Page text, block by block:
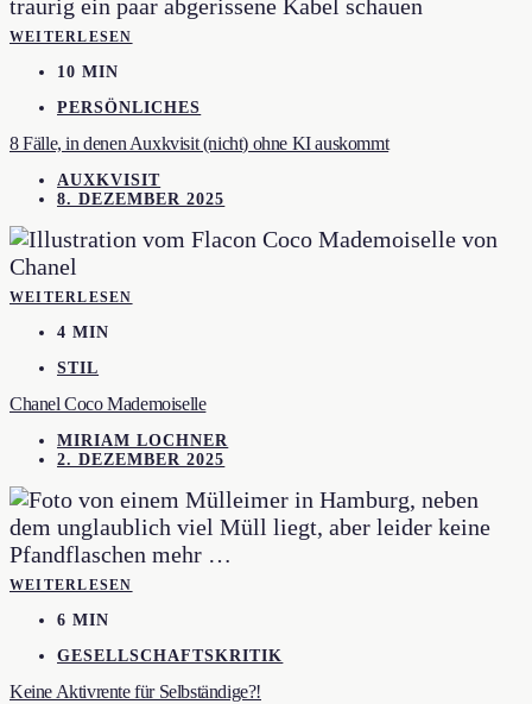
WEITERLESEN
10 MIN
PERSÖNLICHES
8 Fälle, in denen Auxkvisit (nicht) ohne KI auskommt
AUXKVISIT
8. DEZEMBER 2025
WEITERLESEN
4 MIN
STIL
Chanel Coco Mademoiselle
MIRIAM LOCHNER
2. DEZEMBER 2025
WEITERLESEN
6 MIN
GESELLSCHAFTSKRITIK
Keine Aktivrente für Selbständige?!